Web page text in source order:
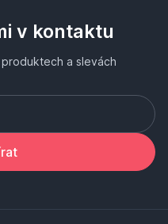
v kontaktu
a slevách